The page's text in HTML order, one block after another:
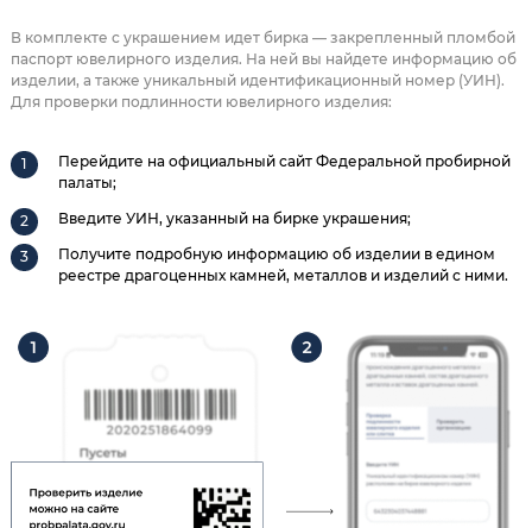
В комплекте с украшением идет бирка — закрепленный пломбой
паспорт ювелирного изделия. На ней вы найдете информацию об
изделии, а также уникальный идентификационный номер (УИН).
Для проверки подлинности ювелирного изделия:
Перейдите на официальный сайт Федеральной пробирной
палаты;
Введите УИН, указанный на бирке украшения;
Получите подробную информацию об изделии в едином
реестре драгоценных камней, металлов и изделий с ними.